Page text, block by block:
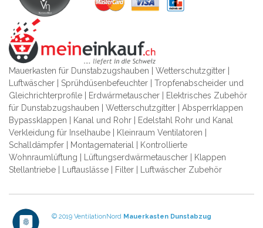
Mauerkasten für Dunstabzugshauben | Wetterschutzgitter |
Luftwäscher | Sprühdüsenbefeuchter | Tropfenabscheider und
Gleichrichterprofile | Erdwärmetauscher | Elektrisches Zubehör
für Dunstabzugshauben | Wetterschutzgitter | Absperrklappen
Bypassklappen | Kanal und Rohr | Edelstahl Rohr und Kanal
Verkleidung für Inselhaube | Kleinraum Ventilatoren |
Schalldämpfer | Montagematerial | Kontrollierte
Wohnraumlüftung | Lüftungserdwärmetauscher | Klappen
Stellantriebe | Luftauslässe | Filter | Luftwäscher Zubehör
© 2019 VentilationNord Mauerkasten Dunstabzug